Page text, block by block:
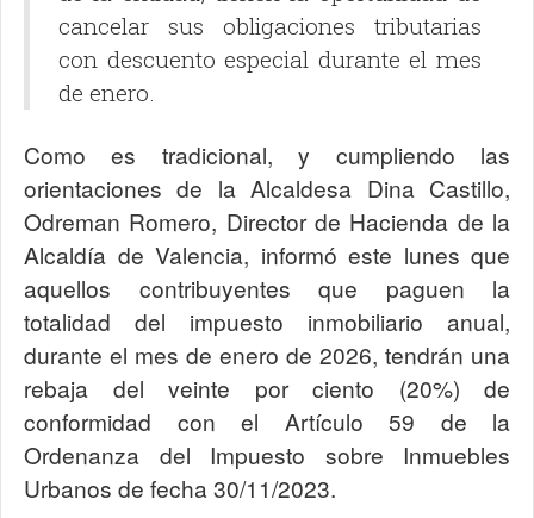
cancelar sus obligaciones tributarias
con descuento especial durante el mes
de enero.
Como es tradicional, y cumpliendo las
orientaciones de la Alcaldesa Dina Castillo,
Odreman Romero, Director de Hacienda de la
Alcaldía de Valencia, informó este lunes que
aquellos contribuyentes que paguen la
totalidad del impuesto inmobiliario anual,
durante el mes de enero de 2026, tendrán una
rebaja del veinte por ciento (20%) de
conformidad con el Artículo 59 de la
Ordenanza del Impuesto sobre Inmuebles
Urbanos de fecha 30/11/2023.